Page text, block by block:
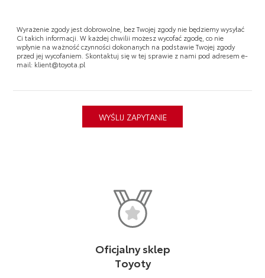
Wyrażenie zgody jest dobrowolne, bez Twojej zgody nie będziemy wysyłać
Ci takich informacji. W każdej chwilii możesz wycofać zgodę, co nie
wpłynie na ważność czynności dokonanych na podstawie Twojej zgody
przed jej wycofaniem. Skontaktuj się w tej sprawie z nami pod adresem e-
mail: klient@toyota.pl
Oficjalny sklep
Toyoty